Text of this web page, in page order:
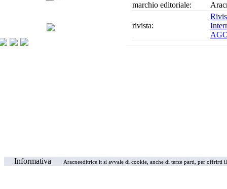
marchio editoriale:
rivista:
Informativa Aracneeditrice.it si avvale di cookie, anche di terze parti, per